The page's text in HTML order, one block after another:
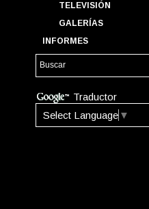
TELEVISIÓN
GALERÍAS
INFORMES
Traductor
Select Language ▼